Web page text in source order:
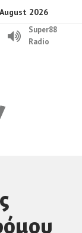
2026
Super88
Radio